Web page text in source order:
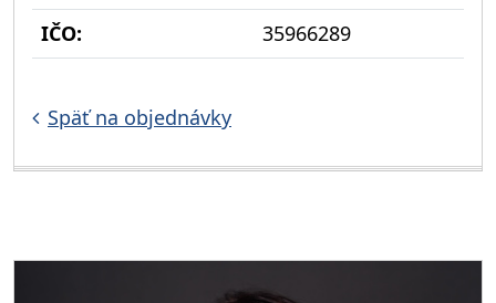
IČO:
35966289
Späť na objednávky